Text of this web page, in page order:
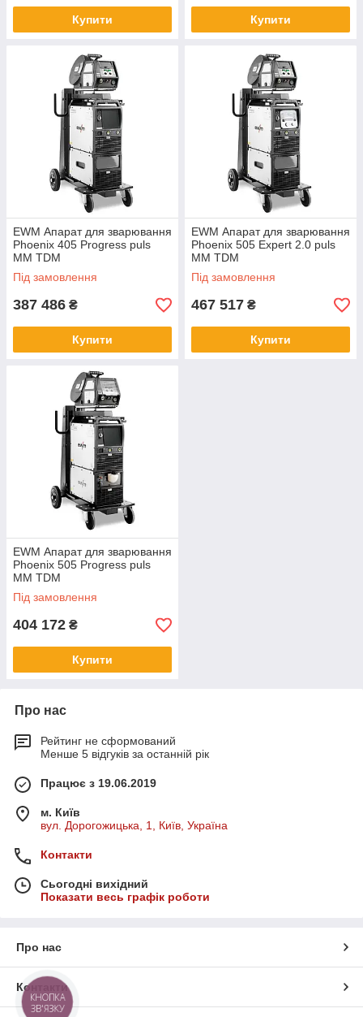
Купити Купити
EWM Апарат для зварювання
Phoenix 405 Progress puls
MM TDM
Під замовлення
387 486 ₴
Купити
EWM Апарат для зварювання
Phoenix 505 Expert 2.0 puls
MM TDM
Під замовлення
467 517 ₴
Купити
EWM Апарат для зварювання
Phoenix 505 Progress puls
MM TDM
Під замовлення
404 172 ₴
Купити
Про нас
Рейтинг не сформований
Менше 5 відгуків за останній рік
Працює з 19.06.2019
м. Київ
вул. Дорогожицька, 1, Київ, Україна
Контакти
Сьогодні вихідний
Показати весь графік роботи
Про нас
Контакти
КНОПКА
ЗВ'ЯЗКУ